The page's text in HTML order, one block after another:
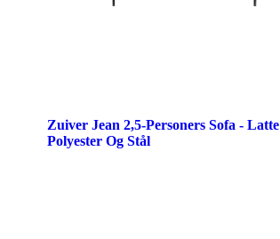
Zuiver Jean 2,5-Personers Sofa - Latte
Polyester Og Stål